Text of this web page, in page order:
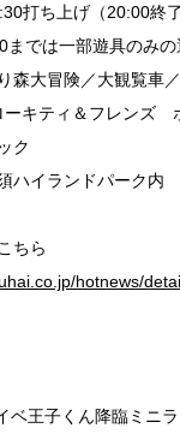
打ち上げ（20:00終
では一部遊具のみの
森大冒険／大観覧車
ーキティ＆フレンズ
ク
ハイランドパーク内
ちら
hotnews/
ベ王子くん降臨ミニ